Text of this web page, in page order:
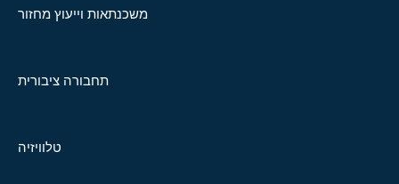
משכנתאות וייעוץ מחזור
תחבורה ציבורית
טלוויזיה